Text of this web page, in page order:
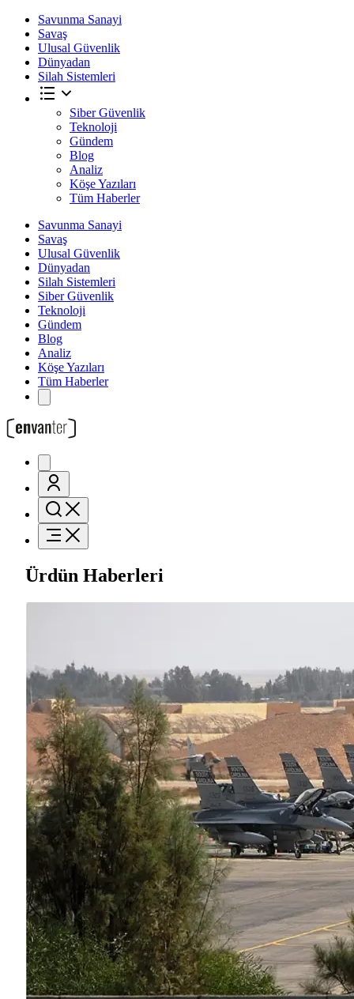
Savunma Sanayi
Savaş
Ulusal Güvenlik
Dünyadan
Silah Sistemleri
Siber Güvenlik
Teknoloji
Gündem
Blog
Analiz
Köşe Yazıları
Tüm Haberler
Savunma Sanayi
Savaş
Ulusal Güvenlik
Dünyadan
Silah Sistemleri
Siber Güvenlik
Teknoloji
Gündem
Blog
Analiz
Köşe Yazıları
Tüm Haberler
Ürdün Haberleri